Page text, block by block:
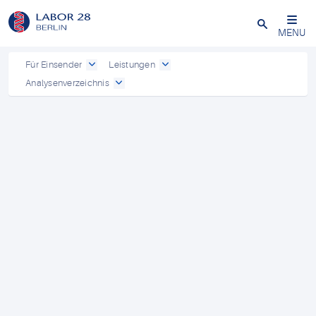
Schließen
MENU
Für Einsender
Leistungen
Analysenverzeichnis